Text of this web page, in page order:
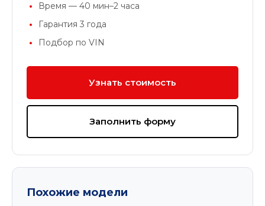
Время — 40 мин–2 часа
Гарантия 3 года
Подбор по VIN
Узнать стоимость
Заполнить форму
Похожие модели